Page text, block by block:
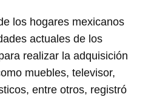
los hogares mexicanos
actuales de los
realizar la adquisición
muebles, televisor,
entre otros, registró